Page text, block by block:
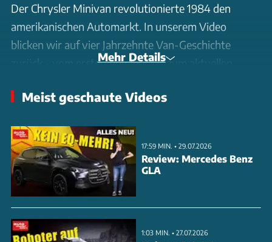
Der Chrysler Minivan revolutionierte 1984 den
amerikanischen Automarkt. In unserem Video
blicken wir auf vier Jahrzehnte Van-Geschichte
zurück - vom ersten Voyager bis zum aktuellen
Raumkonzept der ersten Generation über luxuriöse
Antrieb. Besonders spannend: Der jüngste
Schachzug von Chrysler, den Voyager als 290 PS
starkes Einstiegsmodell für 39.995 Dollar wieder
einzuführen. Während der aktuelle Pacifica mit
modernster Technik und Hybrid-Option punktet,
setzt der neue Voyager auf bewährte Technik mit
Mehr Details
Meist geschaute Videos
17:59 MIN. • 29.07.2026
Review: Mercedes Benz
GLA
1:03 MIN. • 27.07.2026